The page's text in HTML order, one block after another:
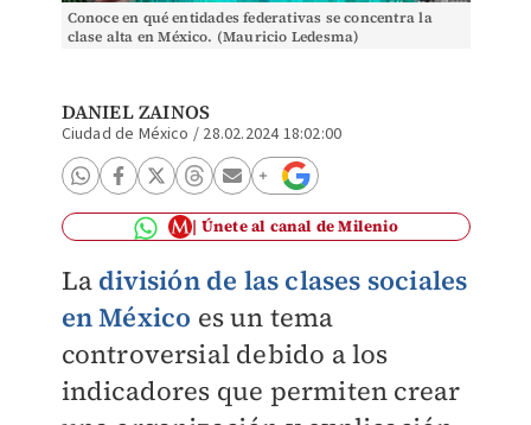
Conoce en qué entidades federativas se concentra la
clase alta en México. (Mauricio Ledesma)
DANIEL ZAINOS
Ciudad de México / 28.02.2024 18:02:00
Únete al canal de Milenio
La división de las clases sociales
en México es un tema
controversial debido a los
indicadores que permiten crear